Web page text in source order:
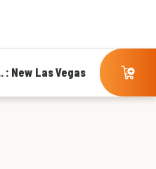
: New Las Vegas